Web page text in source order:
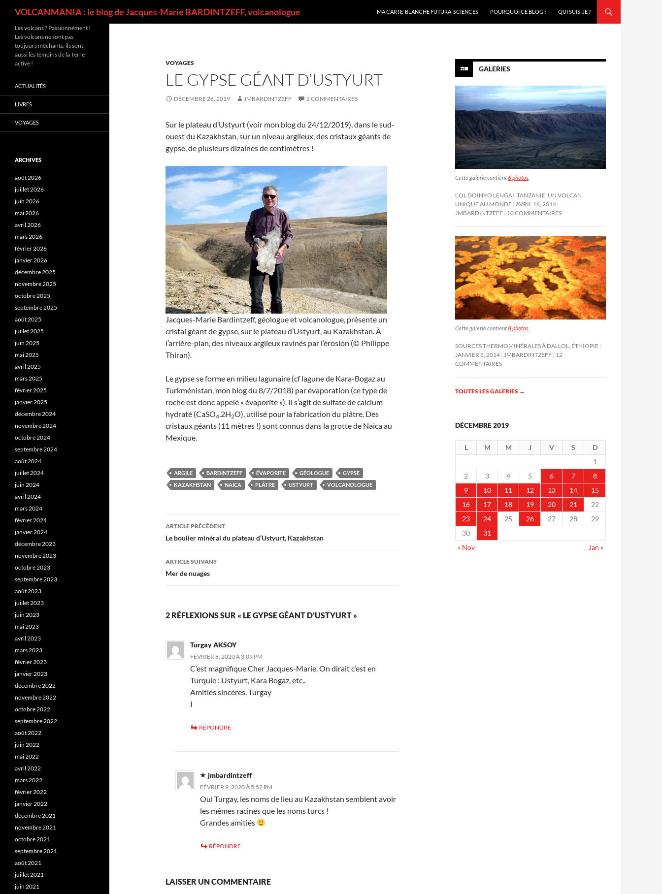
VOLCANMANIA : le blog de Jacques-Marie BARDINTZEFF, volcanologue
MA CARTE-BLANCHE FUTURA-SCIENCES
POURQUOI CE BLOG ? QUI SUIS-JE ?
VOYAGES
LE GYPSE GÉANT D’USTYURT
DÉCEMBRE 26, 2019 JMBARDINTZEFF 2 COMMENTAIRES
Sur le plateau d’Ustyurt (voir mon blog du 24/12/2019), dans le sud-
ouest du Kazakhstan, sur un niveau argileux, des cristaux géants de
gypse, de plusieurs dizaines de centimètres !
Jacques-Marie Bardintzeff, géologue et volcanologue, présente un
cristal géant de gypse, sur le plateau d’Ustyurt, au Kazakhstan. À
l’arrière-plan, des niveaux argileux ravinés par l’érosion (© Philippe
Thiran).
Le gypse se forme en milieu lagunaire (cf lagune de Kara-Bogaz au
Turkménistan, mon blog du 8/7/2018) par évaporation (ce type de
roche est donc appelé « évaporite »). Il s’agit de sulfate de calcium
hydraté (CaSO4.2H2O), utilisé pour la fabrication du plâtre. Des
cristaux géants (11 mètres !) sont connus dans la grotte de Naica au
Mexique.
ARGILE BARDINTZEFF ÉVAPORITE GÉOLOGUE
GYPSE
KAZAKHSTAN
NAICA PLÂTRE USTYURT VOLCANOLOGUE
Navigation
des
articles
ARTICLE PRÉCÉDENT
Le boulier minéral du plateau d’Ustyurt, Kazakhstan
ARTICLE SUIVANT
Mer de nuages
2 RÉFLEXIONS SUR « LE GYPSE GÉANT D’USTYURT »
Turgay AKSOY
FÉVRIER 6, 2020 À 3:09 PM
C’est magnifique Cher Jacques-Marie. On dirait c’est en
Turquie : Ustyurt, Kara Bogaz, etc..
Amitiés sincères. Turgay
I
RÉPONDRE
jmbardintzeff
FÉVRIER 9, 2020 À 5:52 PM
Oui Turgay, les noms de lieu au Kazakhstan semblent avoir
les mêmes racines que les noms turcs !
Grandes amitiés
RÉPONDRE
LAISSER UN COMMENTAIRE
GALERIES
Cette galerie contient6 photos.
L’OL DOINYO LENGAI, TANZANIE, UN VOLCAN
UNIQUE AU MONDE AVRIL 16, 2014
JMBARDINTZEFF 10 COMMENTAIRES
Cette galerie contient8 photos
SOURCES THERMOMINÉRALES À DALLOL, ÉTHIOPIE
JANVIER 5, 2014
JMBARDINTZEFF 12
COMMENTAIRES
TOUTES LES GALERIES →
DÉCEMBRE 2019
L M M J V S
D
1
2
3 4 5 6 7
8
9
10 11 12 13 14
15
16
17 18 19 20 21
22
23
24 25 26 27 28
29
30
31
« Nov
Jan »
Les volcans ? Passionnément !
Les volcans ne sont pas
toujours méchants, ils sont
aussi les témoins de la Terre
active !
ACTUALITÉS
LIVRES
VOYAGES
ARCHIVES
août 2026
juillet 2026
juin 2026
mai 2026
avril 2026
mars 2026
février 2026
janvier 2026
décembre 2025
novembre 2025
octobre 2025
septembre 2025
août 2025
juillet 2025
juin 2025
mai 2025
avril 2025
mars 2025
février 2025
janvier 2025
décembre 2024
novembre 2024
octobre 2024
septembre 2024
août 2024
juillet 2024
juin 2024
avril 2024
mars 2024
février 2024
janvier 2024
décembre 2023
novembre 2023
octobre 2023
septembre 2023
août 2023
juillet 2023
juin 2023
mai 2023
avril 2023
mars 2023
février 2023
janvier 2023
décembre 2022
novembre 2022
octobre 2022
septembre 2022
août 2022
juin 2022
mai 2022
avril 2022
mars 2022
février 2022
janvier 2022
décembre 2021
novembre 2021
octobre 2021
septembre 2021
août 2021
juillet 2021
juin 2021